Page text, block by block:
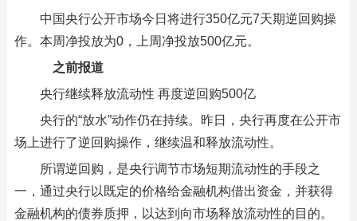
中国央行公开市场今日将进行350亿元7天期逆回购操
作。本周净投放为0，上周净投放500亿元。
之前报道
央行继续释放流动性 再度逆回购500亿
央行的“放水”动作仍在持续。昨日，央行再度在公开市
场上进行了逆回购操作，继续温和释放流动性。
所谓逆回购，是央行调节市场短期流动性的手段之
一，通过央行以既定的价格给金融机构借出资金，并获得
金融机构的债券质押，以达到向市场释放流动性的目的。